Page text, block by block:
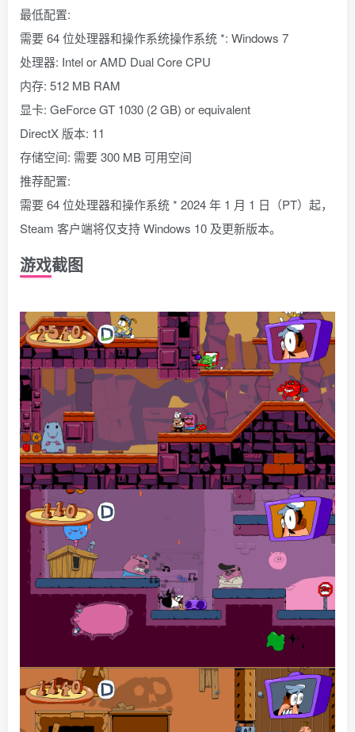
最低配置:
需要 64 位处理器和操作系统操作系统 *: Windows 7
处理器: Intel or AMD Dual Core CPU
内存: 512 MB RAM
显卡: GeForce GT 1030 (2 GB) or equivalent
DirectX 版本: 11
存储空间: 需要 300 MB 可用空间
推荐配置:
需要 64 位处理器和操作系统 * 2024 年 1 月 1 日（PT）起，
Steam 客户端将仅支持 Windows 10 及更新版本。
游戏截图